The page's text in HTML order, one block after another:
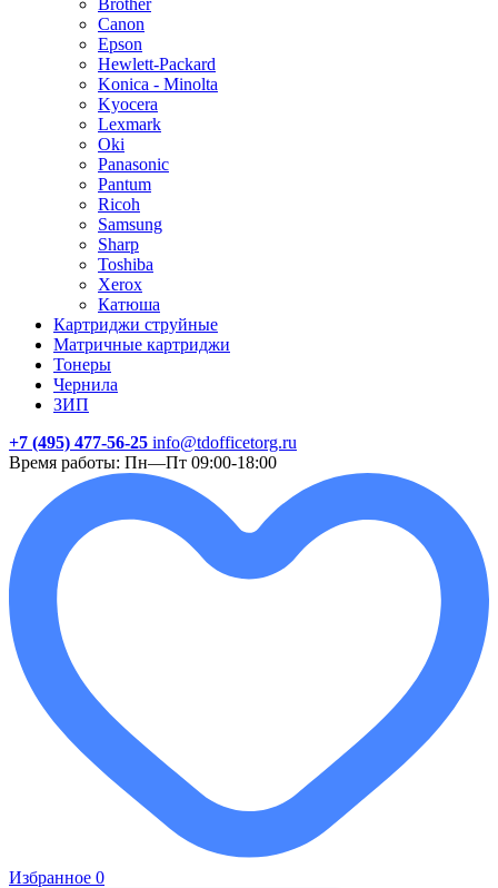
Canon
Epson
Hewlett-Packard
Konica - Minolta
Kyocera
Lexmark
Oki
Panasonic
Pantum
Ricoh
Samsung
Sharp
Toshiba
Xerox
Катюша
Картриджи струйные
Матричные картриджи
Тонеры
Чернила
ЗИП
+7 (495) 477-56-25 info@tdofficetorg.ru
Время работы: Пн—Пт 09:00-18:00
Избранное 0